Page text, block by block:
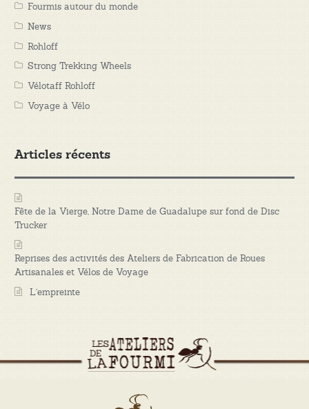
Fourmis autour du monde
News
Rohloff
Strong Trekking Wheels
Vélotaff Rohloff
Voyage à Vélo
Articles récents
Fête de la Vierge, Notre Dame de Guadalupe sur fond de Disc
Trucker
Reprises des activités des Ateliers de Fabrication de Roues
Artisanales et Vélos de Voyage
L’empreinte